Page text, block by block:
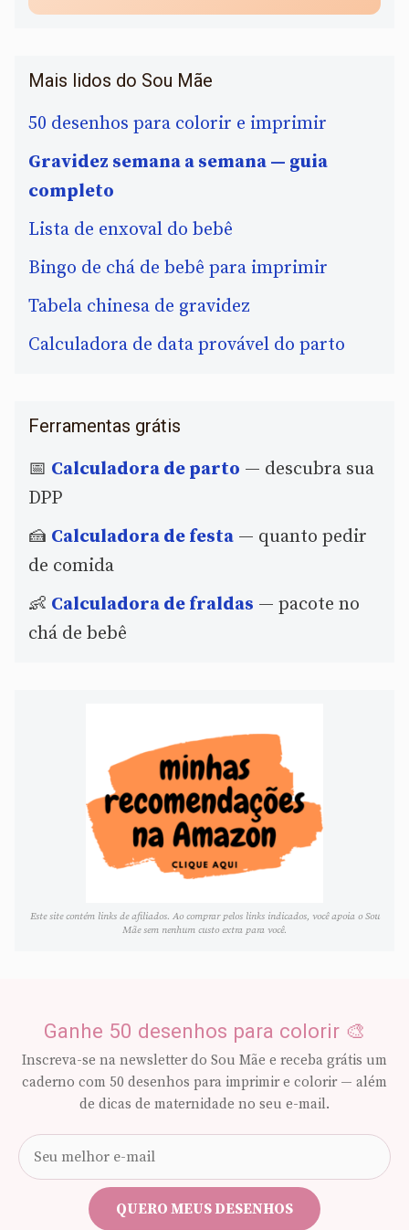
Mais lidos do Sou Mãe
50 desenhos para colorir e imprimir
Gravidez semana a semana — guia
completo
Lista de enxoval do bebê
Bingo de chá de bebê para imprimir
Tabela chinesa de gravidez
Calculadora de data provável do parto
Ferramentas grátis
📅 Calculadora de parto — descubra sua
DPP
🍰 Calculadora de festa — quanto pedir
de comida
👶 Calculadora de fraldas — pacote no
chá de bebê
Este site contém links de afiliados. Ao comprar pelos links indicados, você apoia o Sou
Mãe sem nenhum custo extra para você.
Ganhe 50 desenhos para colorir 🎨
Inscreva-se na newsletter do Sou Mãe e receba grátis um
caderno com 50 desenhos para imprimir e colorir — além
de dicas de maternidade no seu e-mail.
e-
mail
QUERO MEUS DESENHOS